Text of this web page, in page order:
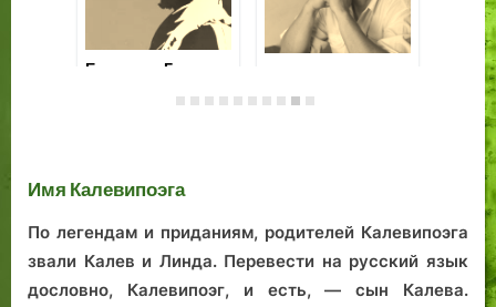
День Таллина:
гастроли Федора
Имя Калевипоэга
По легендам и приданиям, родителей Калевипоэга
звали Калев и Линда. Перевести на русский язык
дословно, Калевипоэг, и есть, — сын Калева.